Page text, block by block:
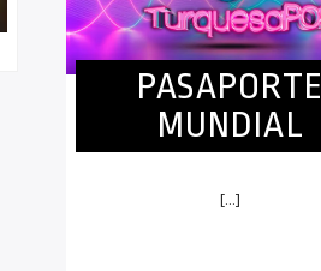
PASAPORTE
MUNDIAL
[...]